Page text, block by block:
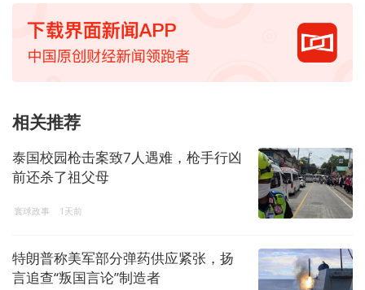
相关推荐
泰国校园枪击案致7人遇难，枪手行凶
前还杀了祖父母
寰球政事 1天前
特朗普称美军部分弹药供应紧张，扬
言追查“叛国言论”制造者